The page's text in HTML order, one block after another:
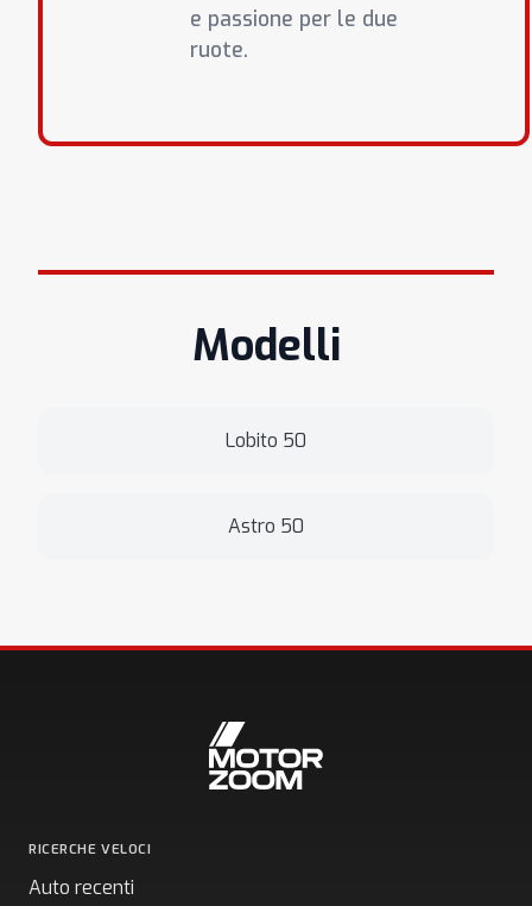
e passione per le due
ruote.
Modelli
Lobito 50
Astro 50
RICERCHE VELOCI
Auto recenti